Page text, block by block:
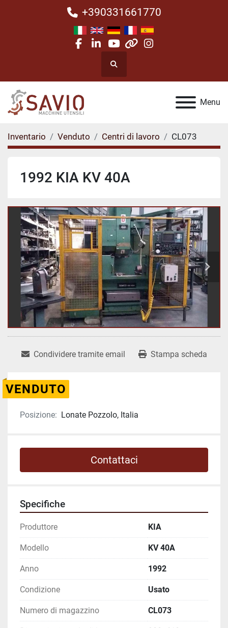
+390331661770
facebook
linkedin
youtube
otherinstagram
Cerca
Menu
Inventario Venduto Centri di lavoro CL073
1992 KIA KV 40A
Condividere tramite email Stampa scheda
VENDUTO
Posizione: Lonate Pozzolo, Italia
Contattaci
Specifiche
Produttore KIA
Modello KV 40A
Anno 1992
Condizione Usato
Numero di magazzino CL073